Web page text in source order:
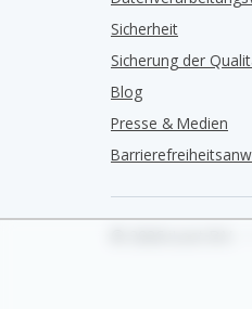
Sicherheit
Sicherung der
Blog
Presse & Medien